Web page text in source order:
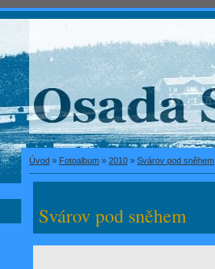
Úvod » Fotoalbum » 2010 » Svárov pod sněhem
Svárov pod sněhem